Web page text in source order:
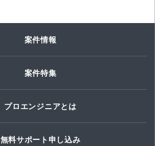
案件情報
案件特集
プロエンジニアとは
無料サポート申し込み